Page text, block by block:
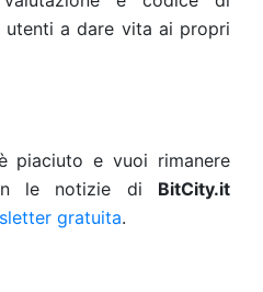
a dare vita ai propri
piaciuto e vuoi rimanere
le notizie di BitCity.it
gratuita.